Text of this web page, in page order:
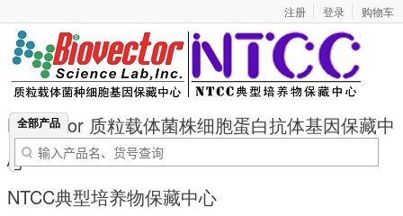
注册 登录 购物车
BioVector 质粒载体菌株细胞蛋白抗体基因保藏中
心
NTCC典型培养物保藏中心
全部产品